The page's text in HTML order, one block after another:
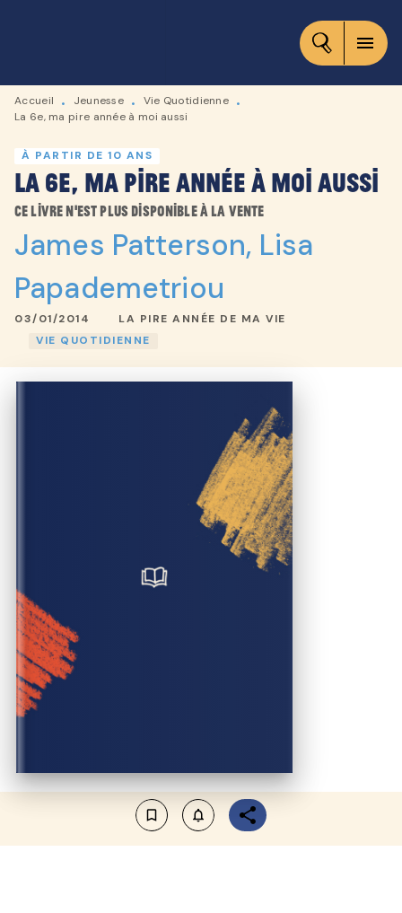
CONTENU
menu
Accueil • Jeunesse • Vie Quotidienne •
La 6e, ma pire année à moi aussi
À PARTIR DE 10 ANS
La 6e, ma pire année à moi aussi
Ce livre n'est plus disponible à la vente
James Patterson, Lisa
Papademetriou
03/01/2014
LA PIRE ANNÉE DE MA VIE
VIE QUOTIDIENNE
bookmark_border notifications_none_outlined